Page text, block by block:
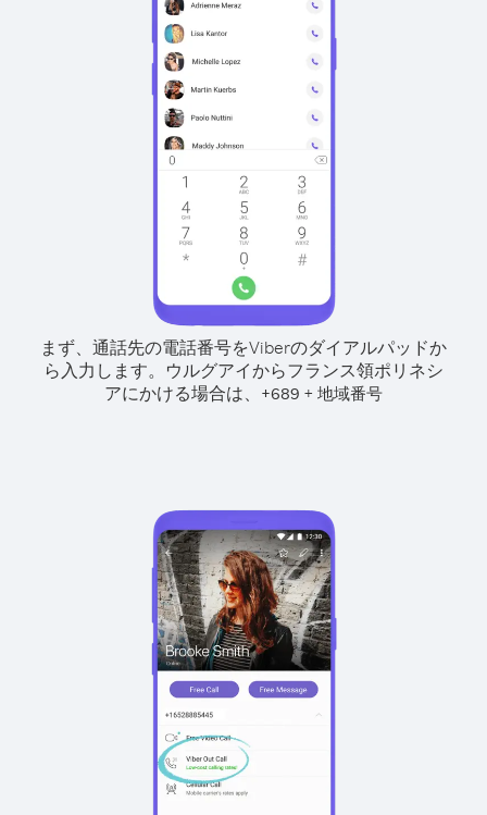
まず、通話先の電話番号をViberのダイアルパッドか
ら入力します。 ウルグアイからフランス領ポリネシ
アにかける場合は、 +689 + 地域番号